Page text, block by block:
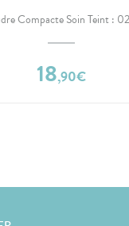
Compacte Soin Teint :
18,90€